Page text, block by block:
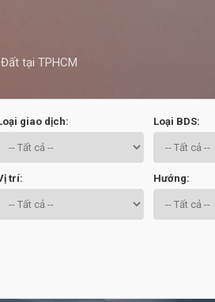
tại TPHCM
giao dịch: Loại BDS:
trí: Hướng: